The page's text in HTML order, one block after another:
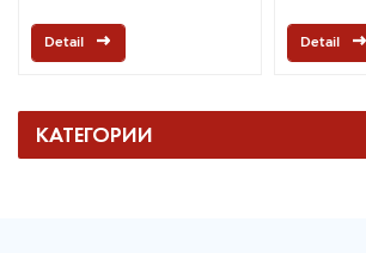
Detail Detail
КАТЕГОРИИ